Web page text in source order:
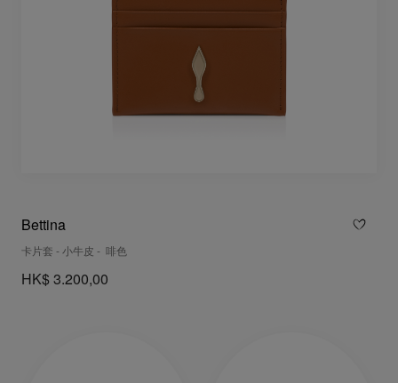
Bettina
卡片套 - 小牛皮 - 啡色
HK$ 3.200,00